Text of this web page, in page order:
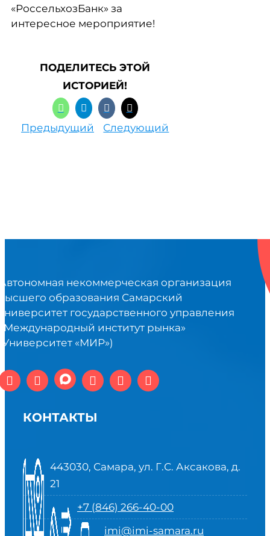
«РоссельхозБанк» за
интересное мероприятие!
ПОДЕЛИТЕСЬ ЭТОЙ
ИСТОРИЕЙ!
Предыдущий Следующий
некоммерческая организация
образования Самарский
государственного управления
институт рынка»
«МИР»)
КОНТАКТЫ
443030, Самара, ул. Г.С. Аксакова, д.
21
+7 (846) 266-40-00
imi@imi-samara.ru